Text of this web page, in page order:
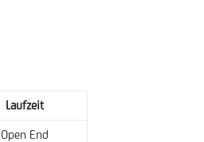
Laufzeit
Open End